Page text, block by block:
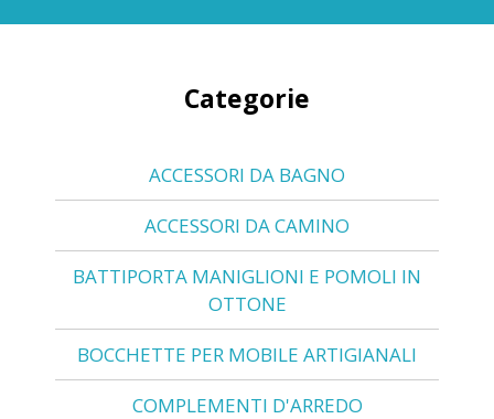
Categorie
ACCESSORI DA BAGNO
ACCESSORI DA CAMINO
BATTIPORTA MANIGLIONI E POMOLI IN
OTTONE
BOCCHETTE PER MOBILE ARTIGIANALI
COMPLEMENTI D'ARREDO